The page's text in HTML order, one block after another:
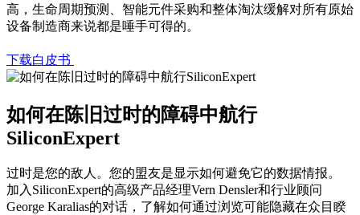
高，生命周期预测、智能元件采购和整体淘汰缓解对所有原始
设备制造商来说都是唾手可得的。
下载白皮书
如何在陈旧过时的障碍中航行
SiliconExpert
过时是您的敌人。您的盟友是显示如何避免它的数据情报。
加入SiliconExpert的高级产品经理Vern Densler和行业顾问
George Karalias的对话，了解如何通过浏览可能隐藏在众目睽